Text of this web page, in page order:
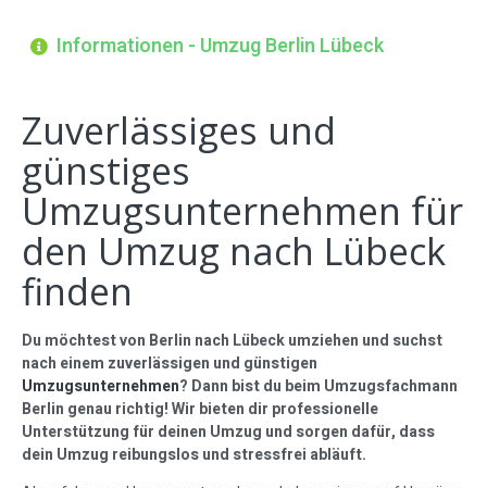
Informationen - Umzug Berlin Lübeck
Zuverlässiges und
günstiges
Umzugsunternehmen für
den Umzug nach Lübeck
finden
Du möchtest von Berlin nach Lübeck umziehen und suchst
nach einem zuverlässigen und günstigen
Umzugsunternehmen? Dann bist du beim Umzugsfachmann
Berlin genau richtig! Wir bieten dir professionelle
Unterstützung für deinen Umzug und sorgen dafür, dass
dein Umzug reibungslos und stressfrei abläuft.